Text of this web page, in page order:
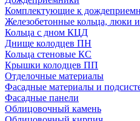
Комплектующие к
Железобетонные кольца, люки
Кольца с дном КЦД
Днище колодцев ПН
Кольца стеновые КС
Крышки колодцев ПП
Отделочные материалы
Фасадные материалы и
Фасадные панели
Облицовочный камень